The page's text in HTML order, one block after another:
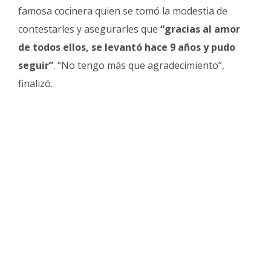
famosa cocinera quien se tomó la modestia de
contestarles y asegurarles que “gracias al amor
de todos ellos, se levantó hace 9 años y pudo
seguir”. “No tengo más que agradecimiento”,
finalizó.